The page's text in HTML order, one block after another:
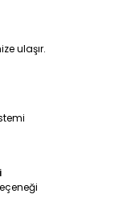
ulaşır.